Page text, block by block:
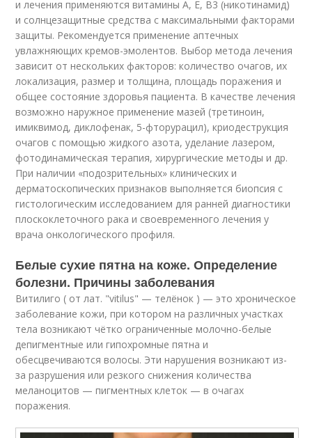
и лечения применяются витамины А, Е, В3 (никотинамид)
и солнцезащитные средства с максимальными факторами
защиты. Рекомендуется применение аптечных
увлажняющих кремов-эмолентов. Выбор метода лечения
зависит от нескольких факторов: количество очагов, их
локализация, размер и толщина, площадь поражения и
общее состояние здоровья пациента. В качестве лечения
возможно наружное применение мазей (третиноин,
имиквимод, диклофенак, 5-фторурацил), криодеструкция
очагов с помощью жидкого азота, уделание лазером,
фотодинамическая терапия, хирургические методы и др.
При наличии «подозрительных» клинических и
дерматоскопических признаков выполняется биопсия с
гистологическим исследованием для ранней диагностики
плоскоклеточного рака и своевременного лечения у
врача онкологического профиля.
Белые сухие пятна на коже. Определение
болезни. Причины заболевания
Витилиго ( от лат. "vitilus" — телёнок ) — это хроническое
заболевание кожи, при котором на различных участках
тела возникают чётко ограниченные молочно-белые
депигментные или гипохромные пятна и
обесцвечиваются волосы. Эти нарушения возникают из-
за разрушения или резкого снижения количества
меланоцитов — пигментных клеток — в очагах
поражения.